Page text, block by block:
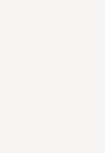
koplampen
waarschuwing